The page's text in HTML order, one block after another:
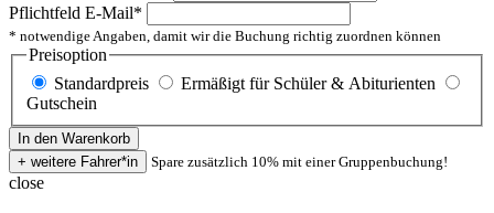
Pflichtfeld E-Mail*
* notwendige Angaben, damit wir die Buchung richtig zuordnen können
Preisoption
Standardpreis
Ermäßigt für Schüler & Abiturienten
Gutschein
Spare zusätzlich 10% mit einer Gruppenbuchung!
close